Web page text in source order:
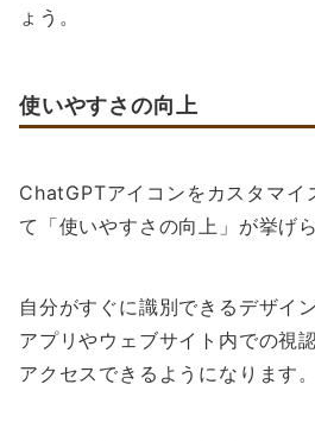
ょう。
使いやすさの向上
ChatGPTアイコンをカスタマイ
て「使いやすさの向上」が挙げら
自分がすぐに識別できるデザイ
アプリやウェブサイト内での視
アクセスできるようになります。